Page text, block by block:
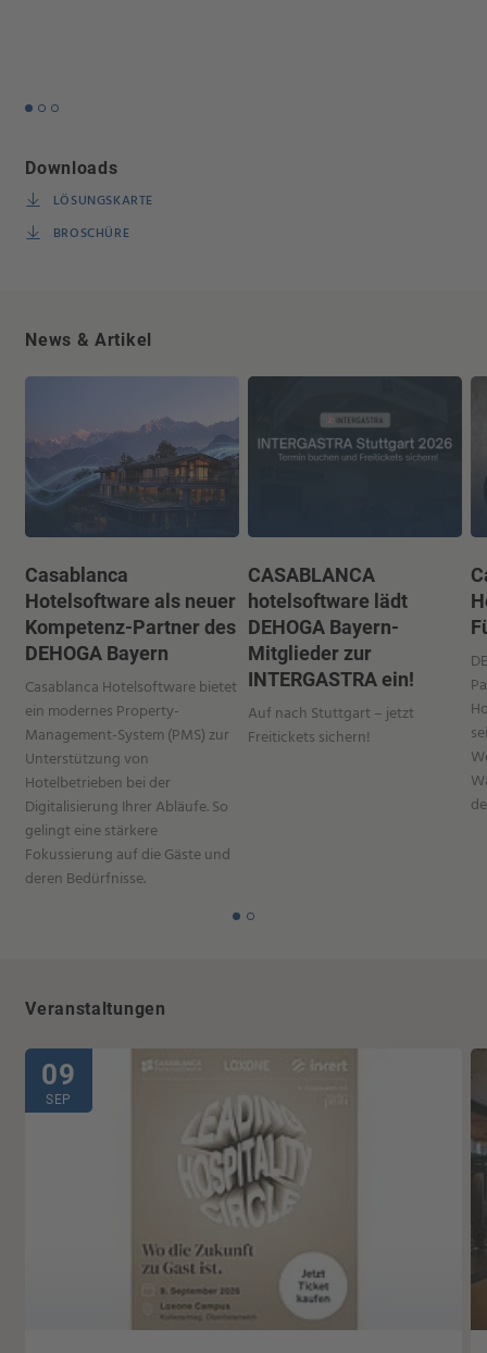
Downloads
LÖSUNGSKARTE
BROSCHÜRE
News & Artikel
Casablanca
Hotelsoftware als neuer
Kompetenz-Partner des
DEHOGA Bayern
Casablanca Hotelsoftware bietet
ein modernes Property-
Management-System (PMS) zur
Unterstützung von
Hotelbetrieben bei der
Digitalisierung Ihrer Abläufe. So
gelingt eine stärkere
Fokussierung auf die Gäste und
deren Bedürfnisse.
CASABLANCA
hotelsoftware lädt
DEHOGA Bayern-
Mitglieder zur
INTERGASTRA ein!
Auf nach Stuttgart – jetzt
Freitickets sichern!
Veranstaltungen
09
SEP